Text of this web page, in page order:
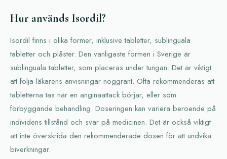
Hur används Isordil?
Isordil finns i olika former, inklusive tabletter, sublinguala
tabletter och plåster. Den vanligaste formen i Sverige är
sublinguala tabletter, som placeras under tungan. Det är viktigt
att följa läkarens anvisningar noggrant. Ofta rekommenderas att
tabletterna tas när en anginaattack börjar, eller som
förbyggande behandling. Doseringen kan variera beroende på
individens tillstånd och svar på medicinen. Det är också viktigt
att inte överskrida den rekommenderade dosen för att undvika
biverkningar.